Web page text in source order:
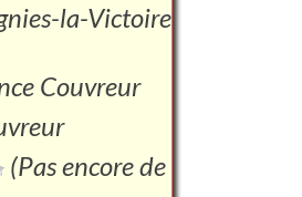
la-Victoire
Couvreur
(Pas encore de